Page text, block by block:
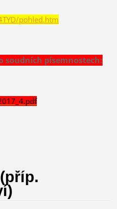
pohled.htm
soudních písemnostech: